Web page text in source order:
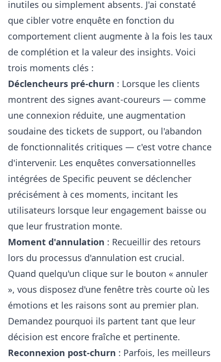
inutiles ou simplement absents. J'ai constaté
que cibler votre enquête en fonction du
comportement client augmente à la fois les taux
de complétion et la valeur des insights. Voici
trois moments clés :
Déclencheurs pré-churn : Lorsque les clients
montrent des signes avant-coureurs — comme
une connexion réduite, une augmentation
soudaine des tickets de support, ou l'abandon
de fonctionnalités critiques — c'est votre chance
d'intervenir. Les enquêtes conversationnelles
intégrées de Specific peuvent se déclencher
précisément à ces moments, incitant les
utilisateurs lorsque leur engagement baisse ou
que leur frustration monte.
Moment d'annulation : Recueillir des retours
lors du processus d'annulation est crucial.
Quand quelqu'un clique sur le bouton « annuler
», vous disposez d'une fenêtre très courte où les
émotions et les raisons sont au premier plan.
Demandez pourquoi ils partent tant que leur
décision est encore fraîche et pertinente.
Reconnexion post-churn : Parfois, les meilleurs